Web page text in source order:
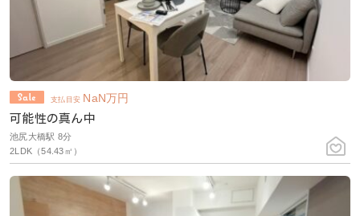
支払目安 NaN万円
可能性の真ん中
池尻大橋駅 8分
2LDK（54.43㎡）